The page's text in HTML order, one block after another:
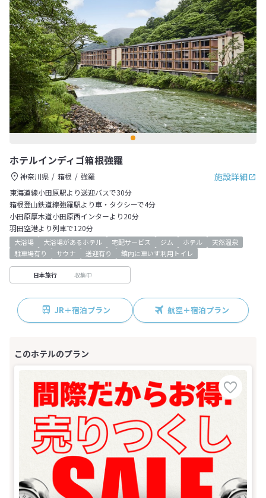
ホテルインディゴ箱根強羅
施設詳細
神奈川県 箱根
強羅
東海道線小田原駅より送迎バスで30分
箱根登山鉄道線強羅駅より車・タクシーで4分
小田原厚木道小田原西インターより20分
羽田空港より列車で120分
大浴場 大浴場があるホテル 宅配サービス ジム ホテル
天然温泉
駐車場有り
サウナ 送迎有り 館内に車いす利用トイレ
日本旅行 収集中
JR＋宿泊プラン 航空＋宿泊プラン